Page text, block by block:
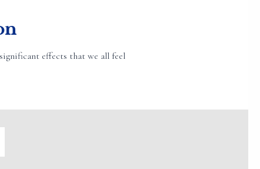
effects that we all feel